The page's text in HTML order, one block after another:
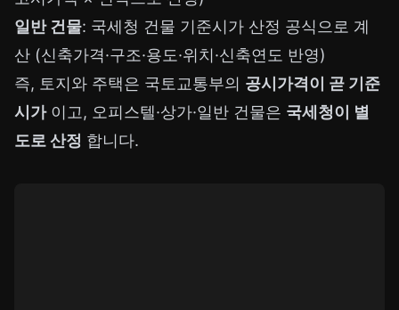
일반 건물: 국세청 건물 기준시가 산정 공식으로 계
산 (신축가격·구조·용도·위치·신축연도 반영)
즉, 토지와 주택은 국토교통부의 공시가격이 곧 기준
시가이고, 오피스텔·상가·일반 건물은 국세청이 별
도로 산정 합니다.